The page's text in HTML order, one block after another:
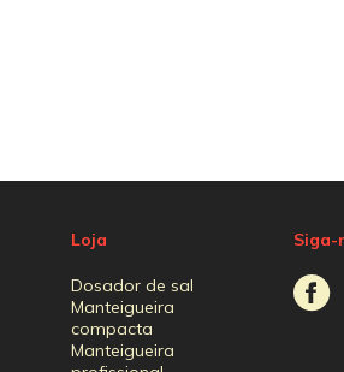
Loja
Dosador de sal
Manteigueira
compacta
Manteigueira
Siga-